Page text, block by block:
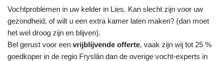
Vochtproblemen in uw kelder in Lies. Kan slecht zijn voor uw
gezondheid, of wilt u een extra kamer laten maken? (dan moet
het wel droog zijn en blijven).
Bel gerust voor een vrijblijvende offerte, vaak zijn wij tot 25 %
goedkoper in de regio Fryslân dan de overige vocht-experts in